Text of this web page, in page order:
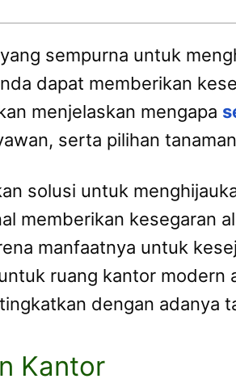
sempurna untuk
dapat memberikan
menjelaskan mengapa
serta pilihan
solusi untuk
memberikan kesegaran
manfaatnya untuk
ruang kantor modern
dengan adanya
Kantor